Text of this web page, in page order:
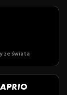
ze świata